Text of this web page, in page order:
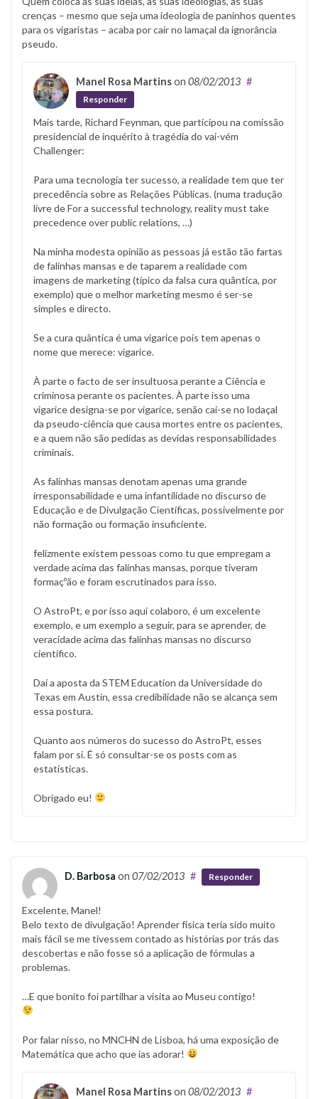
crenças – mesmo que seja uma ideologia de paninhos quentes
para os vigaristas – acaba por cair no lamaçal da ignorância
pseudo.
Manel Rosa Martinson 08/02/2013 #
Responder
Mais tarde, Richard Feynman, que participou na comissão
presidencial de inquérito à tragédia do vai-vém
Challenger:
Para uma tecnologia ter sucesso, a realidade tem que ter
precedência sobre as Relações Públicas. (numa tradução
livre de For a successful technology, reality must take
precedence over public relations, …)
Na minha modesta opinião as pessoas já estão tão fartas
de falinhas mansas e de taparem a realidade com
imagens de marketing (típico da falsa cura quântica, por
exemplo) que o melhor marketing mesmo é ser-se
simples e directo.
Se a cura quântica é uma vigarice pois tem apenas o
nome que merece: vigarice.
À parte o facto de ser insultuosa perante a Ciência e
criminosa perante os pacientes. À parte isso uma
vigarice designa-se por vigarice, senão cai-se no lodaçal
da pseudo-ciência que causa mortes entre os pacientes,
e a quem não são pedidas as devidas responsabilidades
criminais.
As falinhas mansas denotam apenas uma grande
irresponsabilidade e uma infantilidade no discurso de
Educação e de Divulgação Científicas, possivelmente por
não formação ou formação insuficiente.
felizmente existem pessoas como tu que empregam a
verdade acima das falinhas mansas, porque tiveram
formaçºão e foram escrutinados para isso.
O AstroPt, e por isso aqui colaboro, é um excelente
exemplo, e um exemplo a seguir, para se aprender, de
veracidade acima das falinhas mansas no discurso
científico.
Daí a aposta da STEM Education da Universidade do
Texas em Austin, essa credibilidade não se alcança sem
essa postura.
Quanto aos números do sucesso do AstroPt, esses
falam por si. É só consultar-se os posts com as
estatísticas.
Obrigado eu!
D. Barbosa on 07/02/2013 # Responder
Excelente, Manel!
Belo texto de divulgação! Aprender física teria sido muito
mais fácil se me tivessem contado as histórias por trás das
descobertas e não fosse só a aplicação de fórmulas a
problemas.
…E que bonito foi partilhar a visita ao Museu contigo!
Por falar nisso, no MNCHN de Lisboa, há uma exposição de
Matemática que acho que ias adorar!
Manel Rosa Martinson 08/02/2013 #